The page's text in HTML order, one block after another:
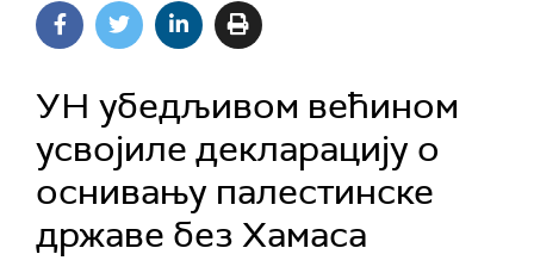
УН убедљивом већином
усвојиле декларацију о
оснивању палестинске
државе без Хамаса